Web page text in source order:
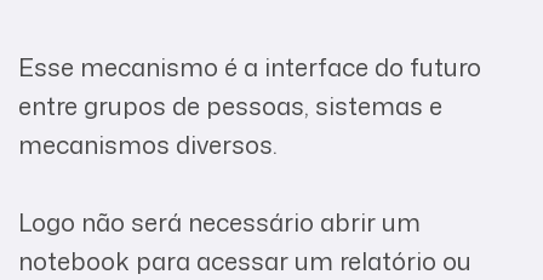
Esse mecanismo é a interface do futuro
entre grupos de pessoas, sistemas e
mecanismos diversos.
Logo não será necessário abrir um
notebook para acessar um relatório ou